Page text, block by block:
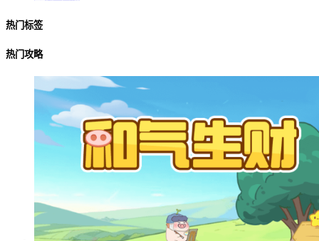
热门标签
热门攻略